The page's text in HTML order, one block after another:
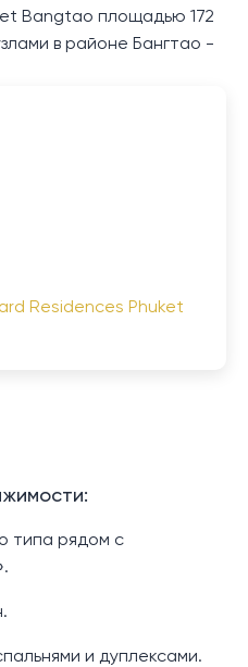
Bangtao площадью 172
в районе Бангтао -
Residences Phuket
типа рядом с
и дуплексами.